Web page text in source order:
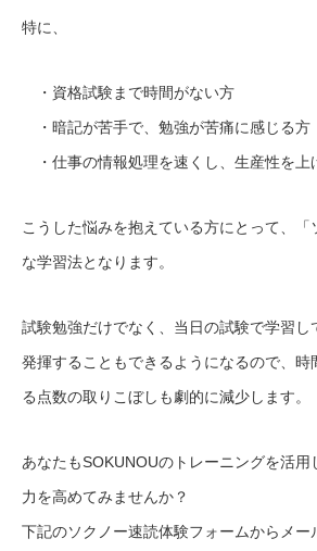
特に、
・資格試験まで時間がない方
・暗記が苦手で、勉強が苦痛に感じる方
・仕事の情報処理を速くし、生産性を上
こうした悩みを抱えている方にとって、「
な学習法となります。
試験勉強だけでなく、当日の試験で学習し
発揮することもできるようになるので、時
る点数の取りこぼしも劇的に減少します。
あなたもSOKUNOUのトレーニングを活用
力を高めてみませんか？
下記のソクノー速読体験フォームからメー